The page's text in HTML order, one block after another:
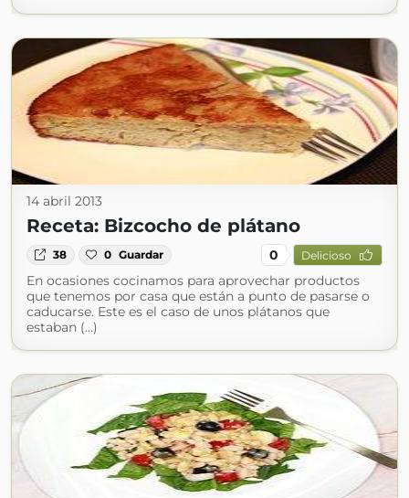
14 abril 2013
Receta: Bizcocho de plátano
38 0 Guardar 0 Delicioso
En ocasiones cocinamos para aprovechar productos
que tenemos por casa que están a punto de pasarse o
caducarse. Este es el caso de unos plátanos que
estaban (...)